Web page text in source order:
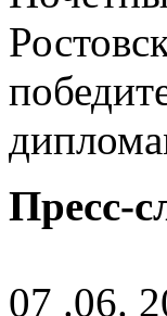
Пресс-
07 .06.